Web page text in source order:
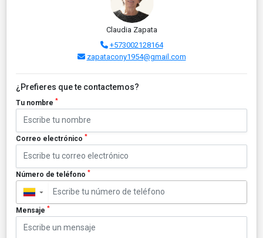
Claudia Zapata
+573002128164
zapatacony1954@gmail.com
¿Prefieres que te contactemos?
Tu nombre *
Correo electrónico *
Número de teléfono *
▼
Mensaje *